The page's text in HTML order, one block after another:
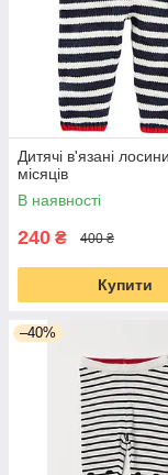
шортики, зшиті з
стикається з
купити дитячі
міжсезоння. Їх
виглядає більш
Дитячі в'язані
місяців
В наявності
240 ₴ 400 ₴
Купити
–40%